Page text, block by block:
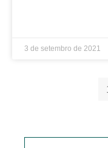
3 de setembro de 2021